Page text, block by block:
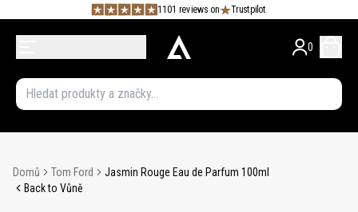
1101 reviews on Trustpilot
0
Domů Tom Ford
Jasmin Rouge Eau de Parfum 100ml
Back to Vůně